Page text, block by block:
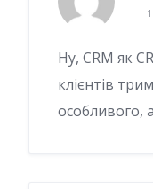
Ну, CRM як
клієнтів
особливого,